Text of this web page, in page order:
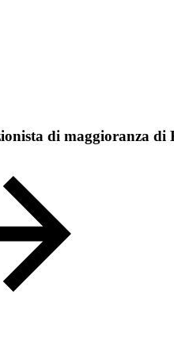
di maggioranza di